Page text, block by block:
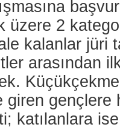
üzere 2
kalanlar jüri
arasından
giren
katılanlara